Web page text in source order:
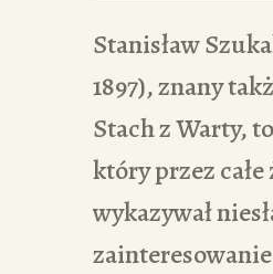
Stanisław
1897), znany
Stach z Warty,
który przez całe
wykazywał
zainteresowanie